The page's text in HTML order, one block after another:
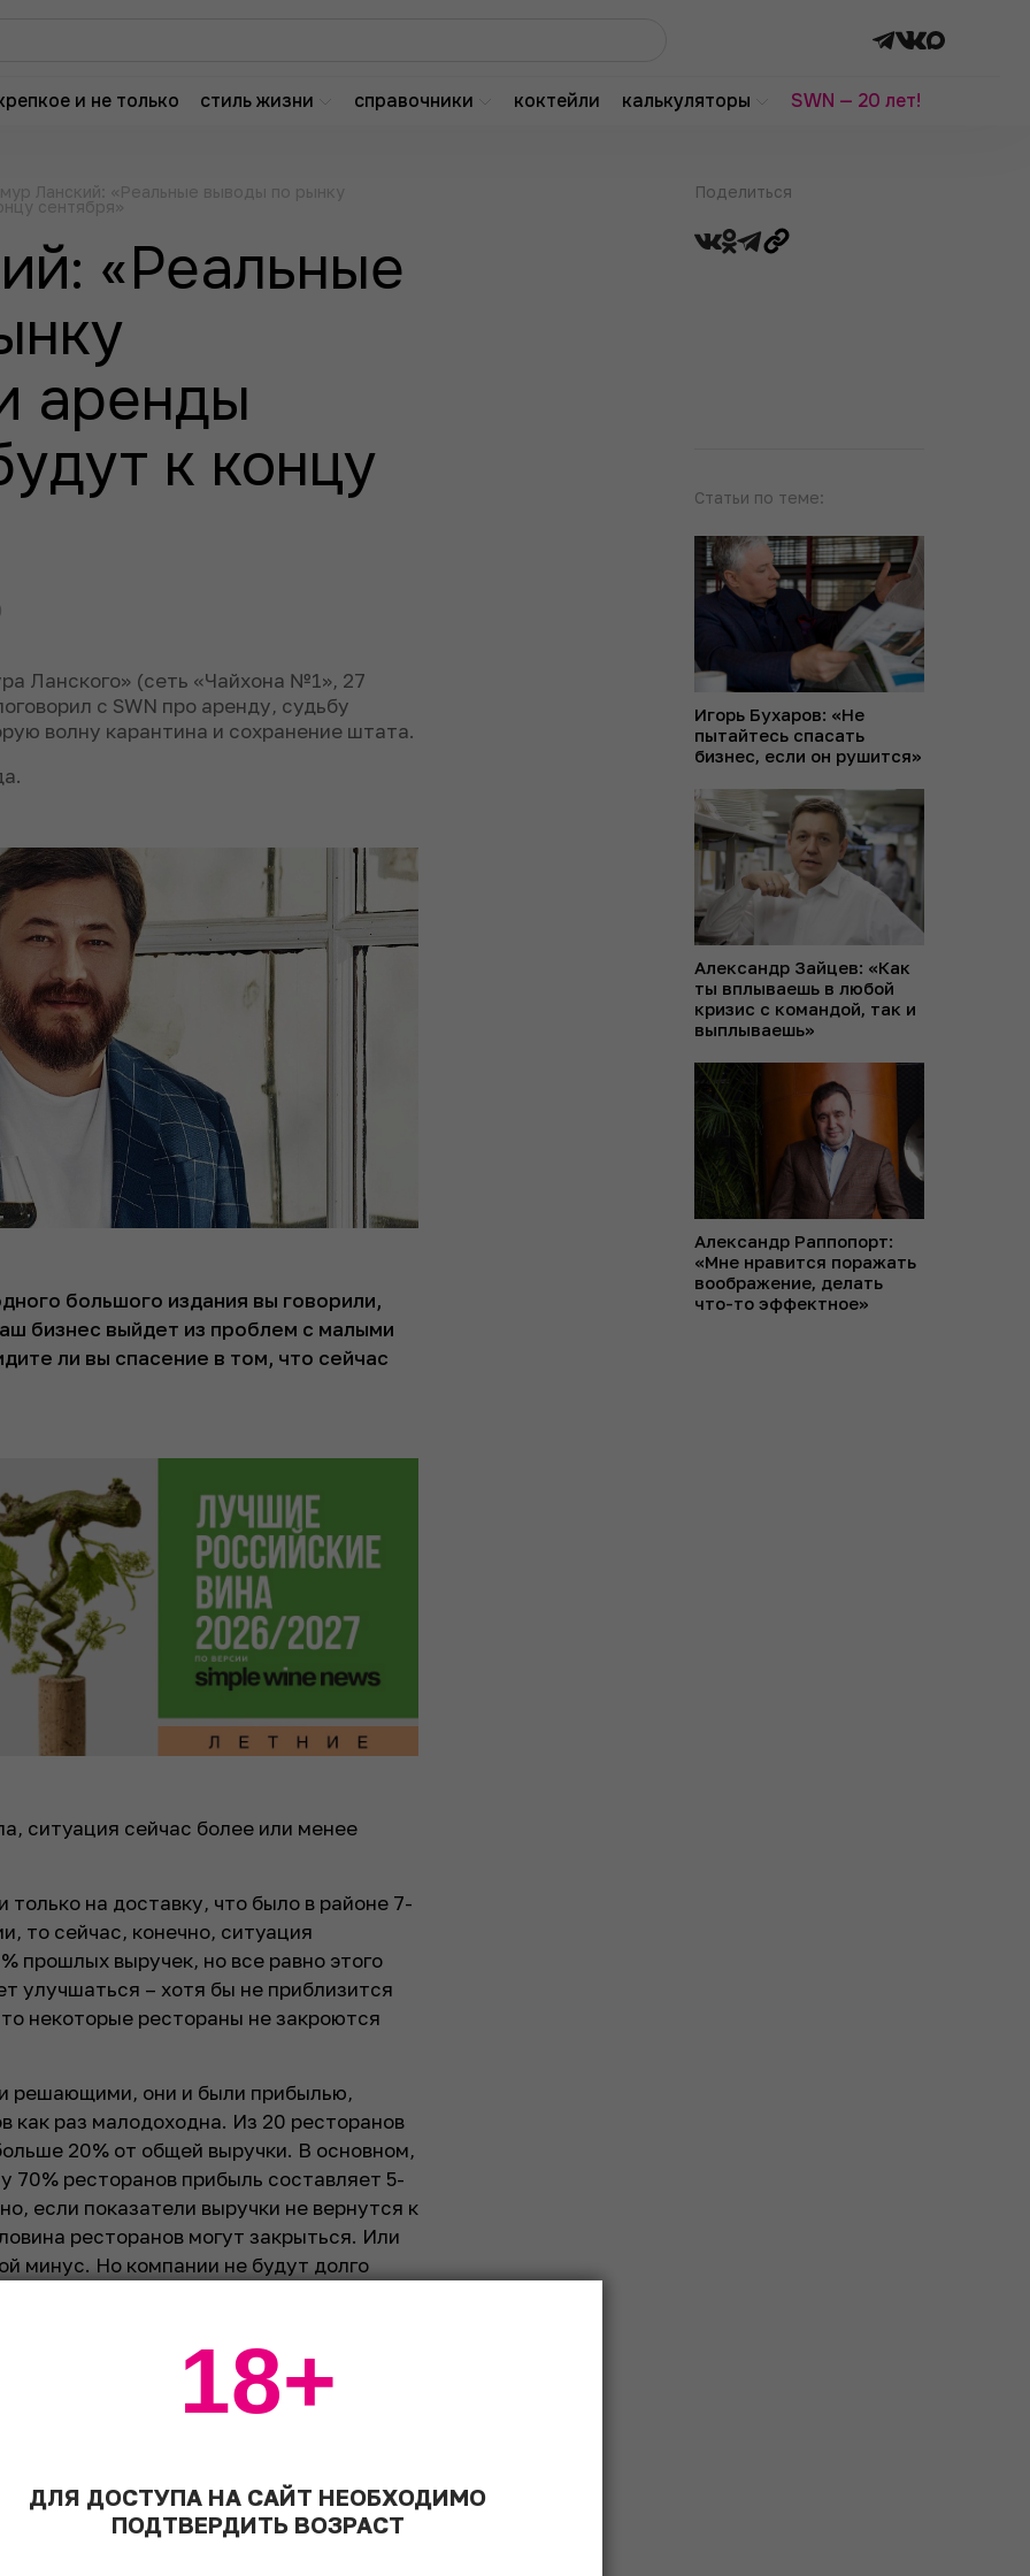
и не только стиль жизни справочники коктейли калькуляторы SWN — 20 лет!
Поделиться
Статьи по теме:
Игорь Бухаров: «Не
пытайтесь спасать
бизнес, если он рушится»
Александр Зайцев: «Как
ты вплываешь в любой
кризис с командой, так и
выплываешь»
Александр Раппопорт:
«Мне нравится поражать
воображение, делать
что-то эффектное»
Ланский: «Реальные выводы по рынку
сентября»
«Реальные
аренды
к концу
Ланского» (сеть «Чайхона №1», 27
с SWN про аренду, судьбу
волну карантина и сохранение штата.
большого издания вы говорили,
бизнес выйдет из проблем с малыми
ли вы спасение в том, что сейчас
ситуация сейчас более или менее
на доставку, что было в районе 7-
то сейчас, конечно, ситуация
прошлых выручек, но все равно этого
улучшаться – хотя бы не приблизится
некоторые рестораны не закроются
решающими, они и были прибылью,
как раз малодоходна. Из 20 ресторанов
20% от общей выручки. В основном,
70% ресторанов прибыль составляет 5-
если показатели выручки не вернутся к
ресторанов могут закрыться. Или
минус. Но компании не будут долго
местах, и народу много. За
Теперь и из-за ограничений по посадке
активности гостей ресторанов,
с прошлыми результатами.
ДЛЯ ДОСТУПА НА САЙТ НЕОБХОДИМО
ПОДТВЕРДИТЬ ВОЗРАСТ
18+